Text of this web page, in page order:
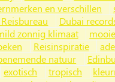
en verschillen
Dubai
zonnig klimaat
Reisinspiratie
natuur
exotisch
tropisch